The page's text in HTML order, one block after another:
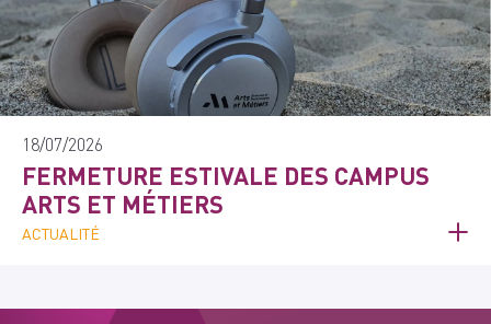
18/07/2026
FERMETURE ESTIVALE DES CAMPUS
ARTS ET MÉTIERS
ACTUALITÉ